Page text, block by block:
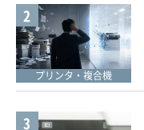
2
プリンタ・複合機
3